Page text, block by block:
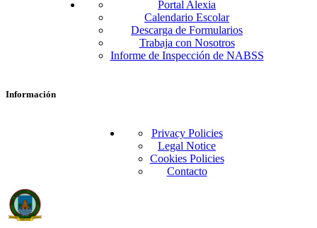
Portal Alexia
Calendario Escolar
Descarga de Formularios
Trabaja con Nosotros
Informe de Inspección de NABSS
Información
Privacy Policies
Legal Notice
Cookies Policies
Contacto